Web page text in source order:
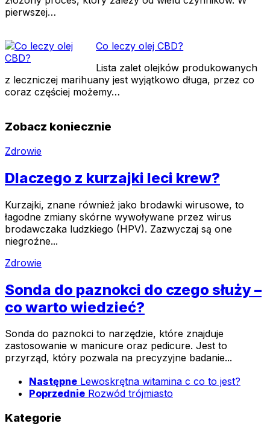
pierwszej…
Co leczy olej CBD?
Lista zalet olejków produkowanych
z leczniczej marihuany jest wyjątkowo długa, przez co
coraz częściej możemy…
Zobacz koniecznie
Zdrowie
Dlaczego z kurzajki leci krew?
Kurzajki, znane również jako brodawki wirusowe, to
łagodne zmiany skórne wywoływane przez wirus
brodawczaka ludzkiego (HPV). Zazwyczaj są one
niegroźne...
Zdrowie
Sonda do paznokci do czego służy –
co warto wiedzieć?
Sonda do paznokci to narzędzie, które znajduje
zastosowanie w manicure oraz pedicure. Jest to
przyrząd, który pozwala na precyzyjne badanie...
Następne Lewoskrętna witamina c co to jest?
Poprzednie Rozwód trójmiasto
Kategorie